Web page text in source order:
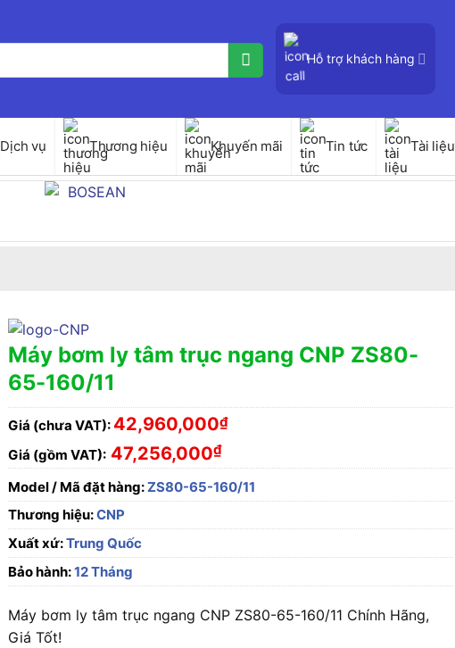
Hỗ trợ khách hàng
Dịch vụ Thương hiệu Khuyến mãi Tin tức Tài liệu
Máy bơm ly tâm trục ngang CNP ZS80-
65-160/11
Giá (chưa VAT): 42,960,000₫
Giá (gồm VAT): 47,256,000₫
Model / Mã đặt hàng:ZS80-65-160/11
Thương hiệu:CNP
Xuất xứ:Trung Quốc
Bảo hành:12 Tháng
Máy bơm ly tâm trục ngang CNP ZS80-65-160/11 Chính Hãng,
Giá Tốt!